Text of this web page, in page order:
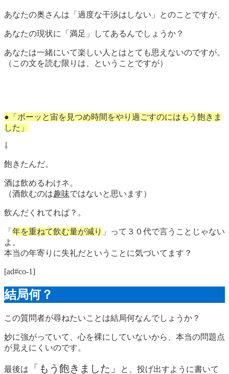
あなたの奥さんは「過度な干渉はしない」とのことですが、
あなたの現状に「満足」してあるんでしょうか？
あなたは一緒にいて楽しい人とはとても思えないのですが。
（この文を読む限りは、ということですが）
●「ボーッと宙を見つめ時間をやり過ごすのにはもう飽きま
した」
⇩
飽きたんだ。
酒は飲めるわけネ。
（酒飲むのは趣味ではないと思います）
飲んだくれてれば？。
「 年を重ねて飲む量が減り 」って３０代で言うことじゃない
よ。
本当の年寄りに失礼だということに気づいてます？
[ad#co-1]
結局何？
この質問者が尋ねたいことは結局何なんでしょうか？
妙に強がっていて、心を裸にしていないから、本当の問題点
が見えにくいのです。
最後は 「もう飽きました」
と、投げ出すように書いて